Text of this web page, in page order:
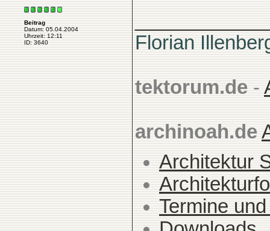
Beitrag
Datum: 05.04.2004
Uhrzeit: 12:11
ID: 3640
Florian
tektorum.de -
archinoah.de
Architektur
Termine